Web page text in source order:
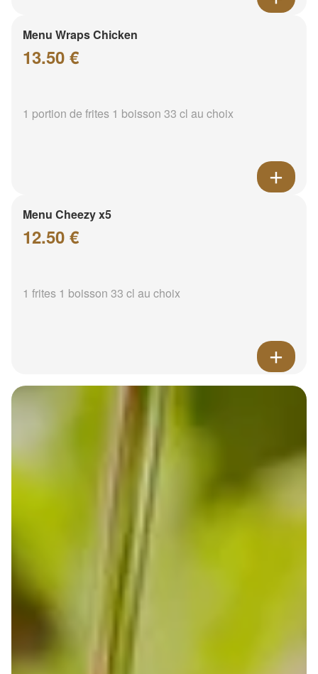
Menu Wraps Chicken
13.50 €
1 portion de frites 1 boisson 33 cl au choix
Menu Cheezy x5
12.50 €
1 frites 1 boisson 33 cl au choix